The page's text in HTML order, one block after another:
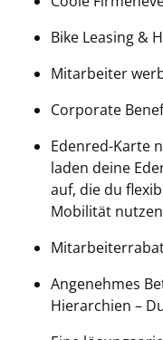
Bike Leasing &
Mitarbeiter
Corporate
Edenred-Karte
laden deine
auf, die du
Mobilität
Angenehmes
Hierarchien –